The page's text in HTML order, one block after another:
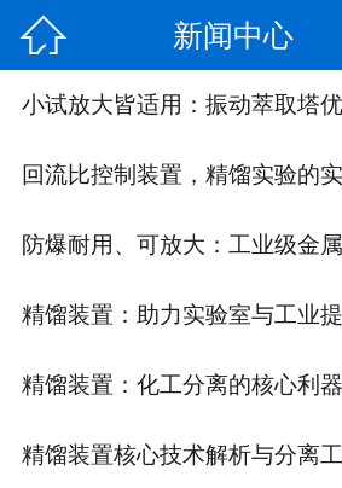
 新闻中心
精馏装置：化工分离的核心利器